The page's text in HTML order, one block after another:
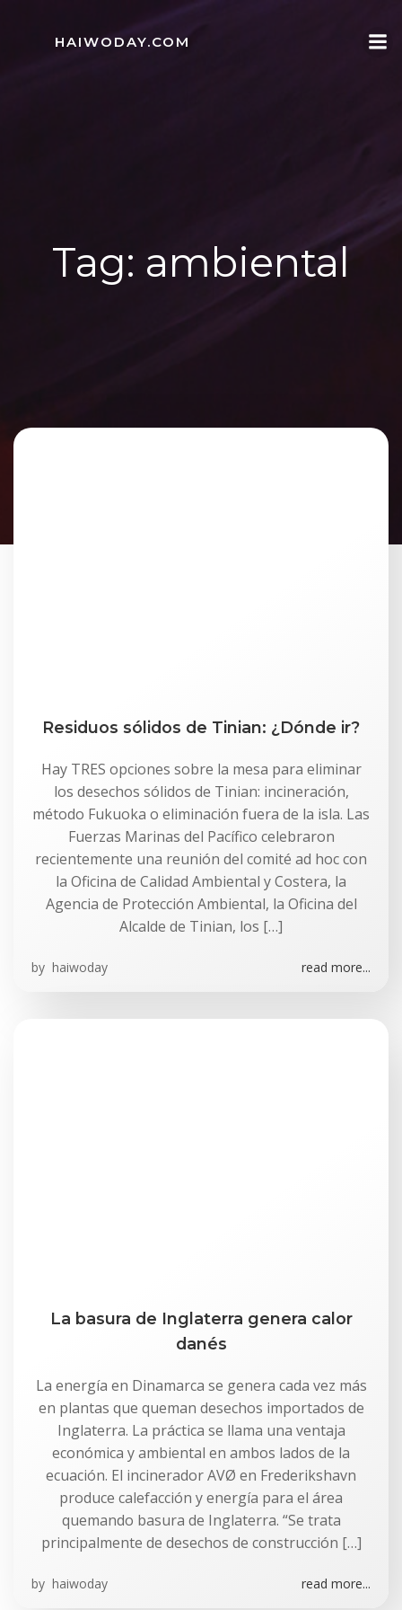
HAIWODAY.COM
Tag: ambiental
Residuos sólidos de Tinian: ¿Dónde ir?
Hay TRES opciones sobre la mesa para eliminar
los desechos sólidos de Tinian: incineración,
método Fukuoka o eliminación fuera de la isla. Las
Fuerzas Marinas del Pacífico celebraron
recientemente una reunión del comité ad hoc con
la Oficina de Calidad Ambiental y Costera, la
Agencia de Protección Ambiental, la Oficina del
Alcalde de Tinian, los […]
by haiwoday read more...
La basura de Inglaterra genera calor
danés
La energía en Dinamarca se genera cada vez más
en plantas que queman desechos importados de
Inglaterra. La práctica se llama una ventaja
económica y ambiental en ambos lados de la
ecuación. El incinerador AVØ en Frederikshavn
produce calefacción y energía para el área
quemando basura de Inglaterra. “Se trata
principalmente de desechos de construcción […]
by haiwoday read more...